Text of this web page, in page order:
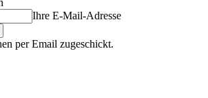
Ihre E-Mail-Adresse
per Email zugeschickt.